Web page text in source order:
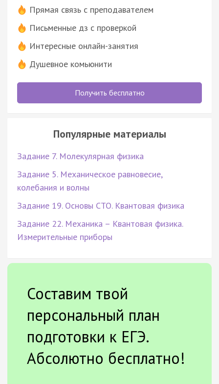
Прямая связь с преподавателем
Письменные дз с проверкой
Интересные онлайн-занятия
Душевное комьюнити
Получить бесплатно
Популярные материалы
Задание 7. Молекулярная физика
Задание 5. Механическое равновесие,
колебания и волны
Задание 19. Основы СТО. Квантовая физика
Задание 22. Механика – Квантовая физика.
Измерительные приборы
Составим твой
персональный план
подготовки к ЕГЭ.
Абсолютно бесплатно!